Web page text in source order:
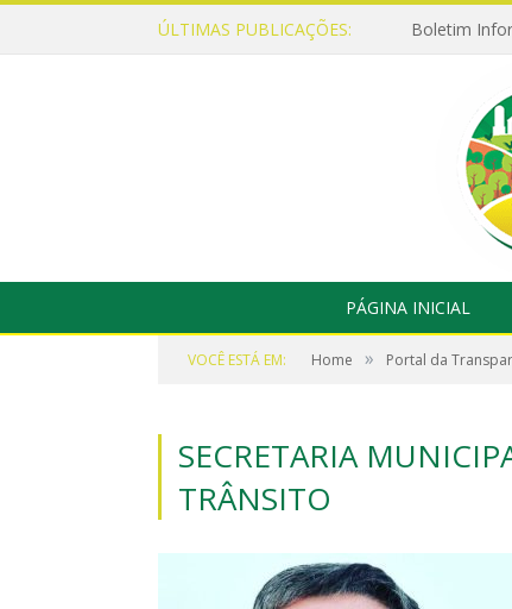
ÚLTIMAS PUBLICAÇÕES: Boletim
PÁGINA INICIAL
VOCÊ ESTÁ EM: Home » Portal da
SECRETARIA
TRÂNSITO